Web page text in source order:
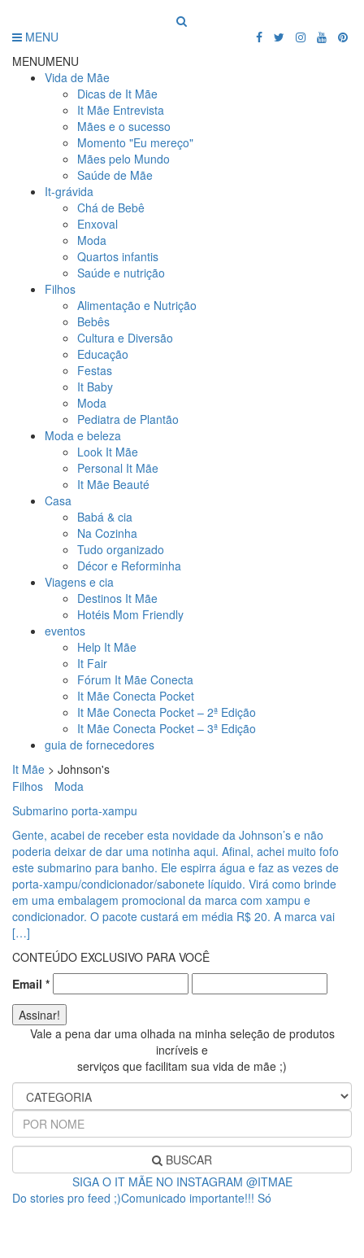
MENU
MENUMENU
Vida de Mãe
Dicas de It Mãe
It Mãe Entrevista
Mães e o sucesso
Momento "Eu mereço"
Mães pelo Mundo
Saúde de Mãe
It-grávida
Chá de Bebê
Enxoval
Moda
Quartos infantis
Saúde e nutrição
Filhos
Alimentação e Nutrição
Bebês
Cultura e Diversão
Educação
Festas
It Baby
Moda
Pediatra de Plantão
Moda e beleza
Look It Mãe
Personal It Mãe
It Mãe Beauté
Casa
Babá & cia
Na Cozinha
Tudo organizado
Décor e Reforminha
Viagens e cia
Destinos It Mãe
Hotéis Mom Friendly
eventos
Help It Mãe
It Fair
Fórum It Mãe Conecta
It Mãe Conecta Pocket
It Mãe Conecta Pocket – 2ª Edição
It Mãe Conecta Pocket – 3ª Edição
guia de fornecedores
It Mãe > Johnson's
Filhos
Moda
Submarino porta-xampu
Gente, acabei de receber esta novidade da Johnson’s e não
poderia deixar de dar uma notinha aqui. Afinal, achei muito fofo
este submarino para banho. Ele espirra água e faz as vezes de
porta-xampu/condicionador/sabonete líquido. Virá como brinde
em uma embalagem promocional da marca com xampu e
condicionador. O pacote custará em média R$ 20. A marca vai
[…]
CONTEÚDO EXCLUSIVO PARA VOCÊ
Email *
Vale a pena dar uma olhada na minha seleção de produtos
incríveis e
serviços que facilitam sua vida de mãe ;)
BUSCAR
SIGA O IT MÃE NO INSTAGRAM @ITMAE
Do stories pro feed ;)Comunicado importante!!! Só